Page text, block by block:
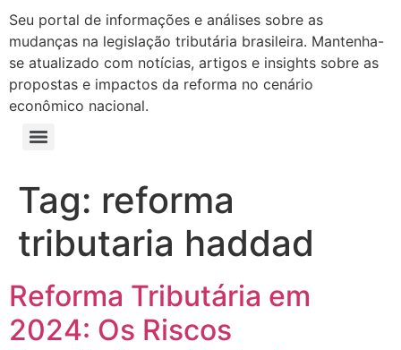
Seu portal de informações e análises sobre as
mudanças na legislação tributária brasileira. Mantenha-
se atualizado com notícias, artigos e insights sobre as
propostas e impactos da reforma no cenário
econômico nacional.
Tag: reforma
tributaria haddad
Reforma Tributária em
2024: Os Riscos